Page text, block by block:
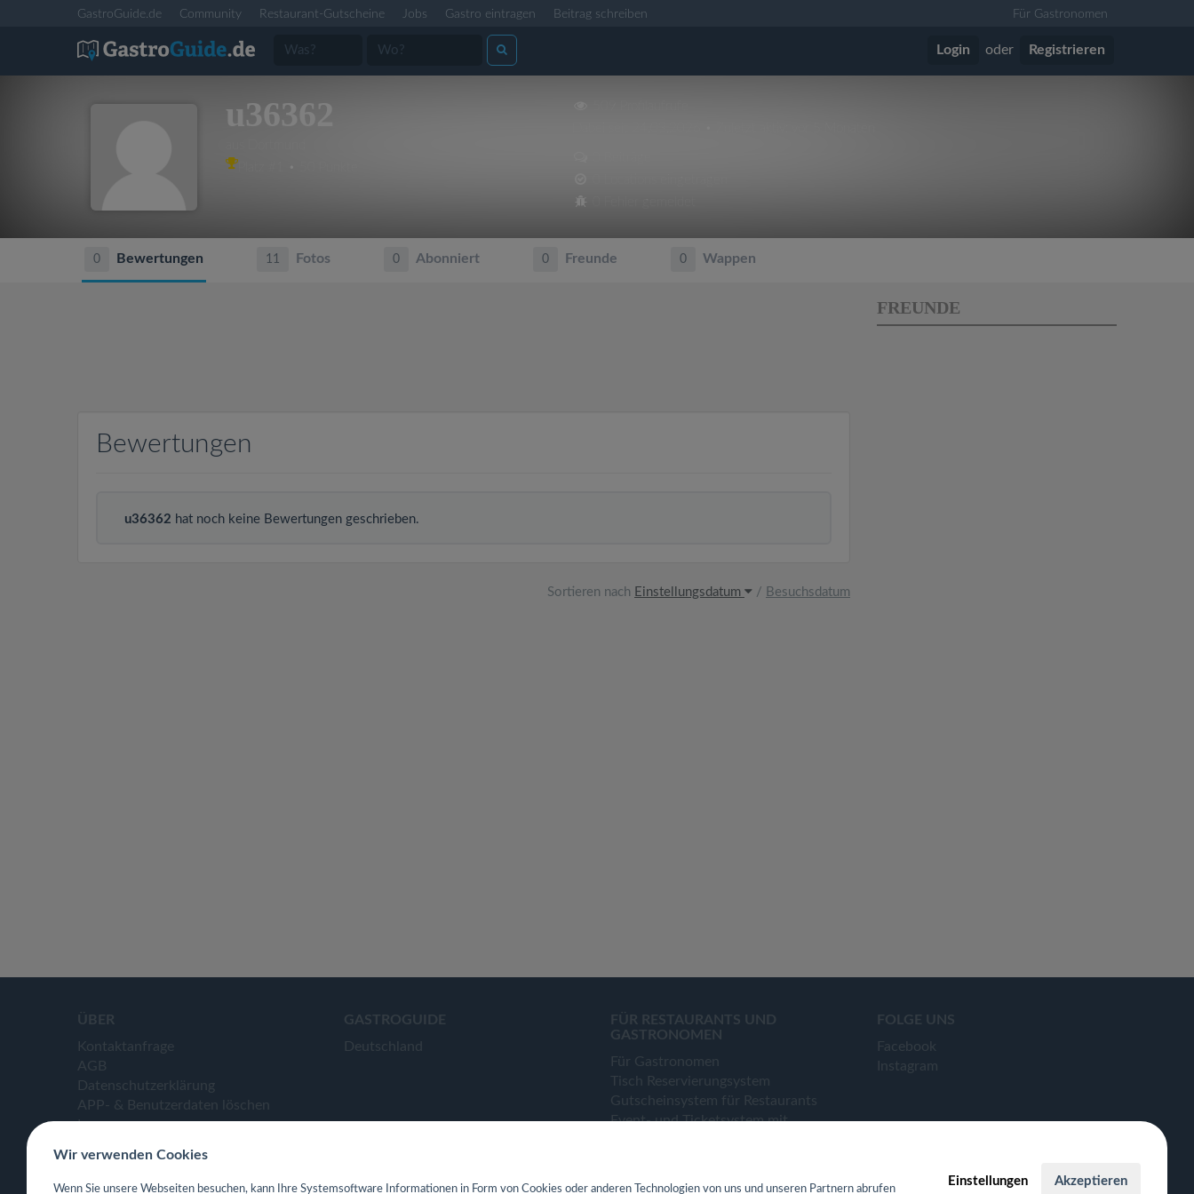
GastroGuide.de Community Restaurant-Gutscheine Jobs Gastro eintragen Beitrag schreiben Für Gastronomen
Login oder Registrieren
u36362
0 Bewertungen 11 Fotos 0 Abonniert 0 Freunde 0 Wappen
Bewertungen
u36362 hat noch keine Bewertungen geschrieben.
Sortieren nach Einstellungsdatum / Besuchsdatum
FREUNDE
ÜBER
Kontaktanfrage
AGB
Datenschutzerklärung
APP- & Benutzerdaten löschen
Impressum
GASTROGUIDE
Deutschland
FÜR RESTAURANTS UND
GASTRONOMEN
Für Gastronomen
Tisch Reservierungsystem
Gutscheinsystem für Restaurants
Event- und Ticketsystem mit
FOLGE UNS
Facebook
Instagram
Wir verwenden Cookies
Wenn Sie unsere Webseiten besuchen, kann Ihre Systemsoftware Informationen in Form von Cookies oder anderen Technologien von uns und unseren Partnern abrufen
Einstellungen Akzeptieren